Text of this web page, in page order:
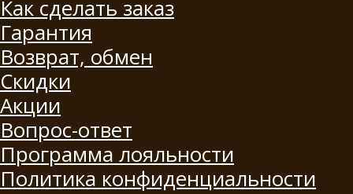
Как сделать заказ
Гарантия
Возврат, обмен
Скидки
Акции
Вопрос-ответ
Программа лояльности
Политика конфиденциальности